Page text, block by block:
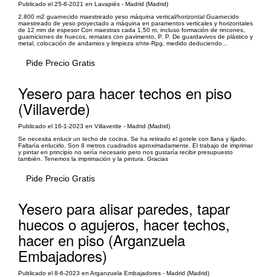
Publicado el 25-8-2021 en Lavapiés - Madrid (Madrid)
2.800 m2 guarnecido maestreado yeso máquina vertical/horizontal Guarnecido
maestreado de yeso proyectado a máquina en paramentos verticales y horizontales
de 12 mm de espesor Con maestras cada 1,50 m, incluso formación de rincones,
guarniciones de huecos, remates con pavimento, P. P. De guardavivos de plástico y
metal, colocación de andamios y limpieza s/nte-Rpg, medido deduciendo...
Pide Precio Gratis
Yesero para hacer techos en piso
(Villaverde)
Publicado el 16-1-2023 en Villaverde - Madrid (Madrid)
Se necesita enlucir un techo de cocina. Se ha retirado el gotele con llana y lijado.
Faltaría enlucirlo. Son 8 metros cuadrados aproximadamente. El trabajo de imprimar
y pintar en principio no sería necesario pero nos gustaría recibir presupuesto
también. Tenemos la imprimación y la pintura. Gracias
Pide Precio Gratis
Yesero para alisar paredes, tapar
huecos o agujeros, hacer techos,
hacer en piso (Arganzuela
Embajadores)
Publicado el 8-6-2023 en Arganzuela Embajadores - Madrid (Madrid)